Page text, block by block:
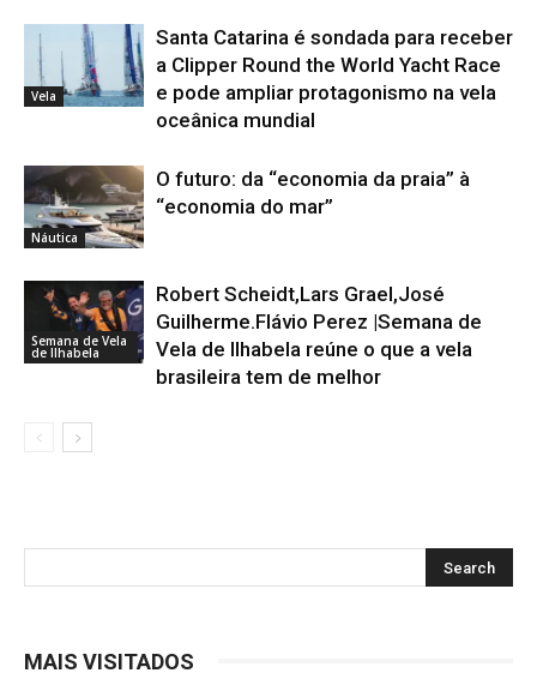
Vela
Santa Catarina é sondada para receber
a Clipper Round the World Yacht Race
e pode ampliar protagonismo na vela
oceânica mundial
Náutica
O futuro: da “economia da praia” à
“economia do mar”
Semana de Vela
de Ilhabela
Robert Scheidt,Lars Grael,José
Guilherme.Flávio Perez |Semana de
Vela de Ilhabela reúne o que a vela
brasileira tem de melhor
MAIS VISITADOS